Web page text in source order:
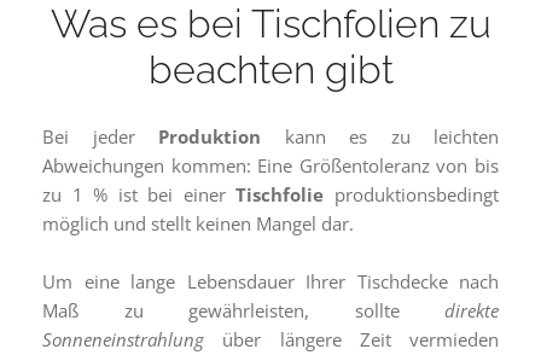
Was es bei Tischfolien zu
beachten gibt
Bei jeder Produktion kann es zu leichten
Abweichungen kommen: Eine Größentoleranz von bis
zu 1 % ist bei einerTischfolie produktionsbedingt
möglich und stellt keinen Mangel dar.
Um eine lange Lebensdauer Ihrer Tischdecke nach
Maß zu gewährleisten, sollte direkte
Sonneneinstrahlung über längere Zeit vermieden